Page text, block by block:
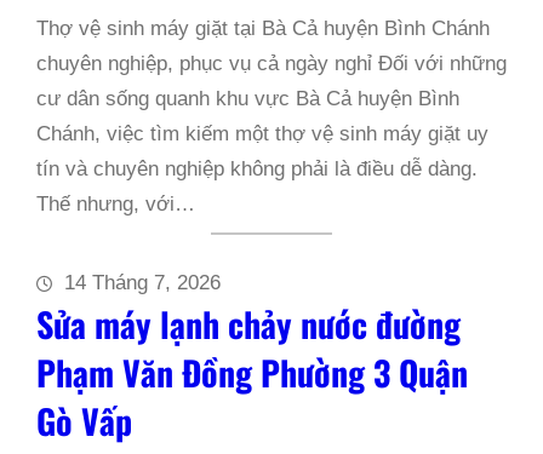
Thợ vệ sinh máy giặt tại Bà Cả huyện Bình Chánh
chuyên nghiệp, phục vụ cả ngày nghỉ Đối với những
cư dân sống quanh khu vực Bà Cả huyện Bình
Chánh, việc tìm kiếm một thợ vệ sinh máy giặt uy
tín và chuyên nghiệp không phải là điều dễ dàng.
Thế nhưng, với…
14 Tháng 7, 2026
Sửa máy lạnh chảy nước đường
Phạm Văn Đồng Phường 3 Quận
Gò Vấp